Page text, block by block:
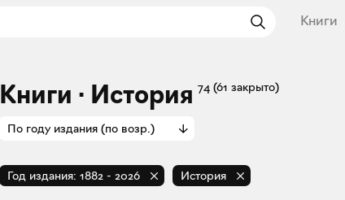
Книги
Книги · История 74 (61 закрыто)
По году издания (по возр.)
Год издания: 1882 - 2026 История